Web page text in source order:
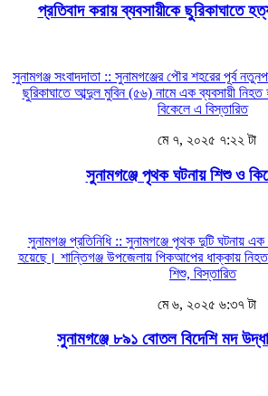
প্রতিবাদ করায় ব্যবসায়ীকে ছুরিকাঘাতে
সুনামগঞ্জ সংবাদদাতা :: সুনামগঞ্জের পৌর শহরের পূর্ব
ছুরিকাঘাতে আব্দুল মুবিন (৫৬) নামে এক ব্যবসায়ী
বিকেলে এ বিস্তারিত
মে ৭, ২০২৫ ৭:২২ টা
সুনামগঞ্জে পৃথক ঘটনায় শিশু ও
সুনামগঞ্জ প্রতিনিধি :: সুনামগঞ্জে পৃথক দুটি ঘটনায়
হয়েছে। শান্তিগঞ্জ উপজেলায় পিকআপের ধাক্কায়
শিশু, বিস্তারিত
মে ৬, ২০২৫ ৬:৩৭ টা
সুনামগঞ্জে ৮৯১ বোতল বিদেশি মদ